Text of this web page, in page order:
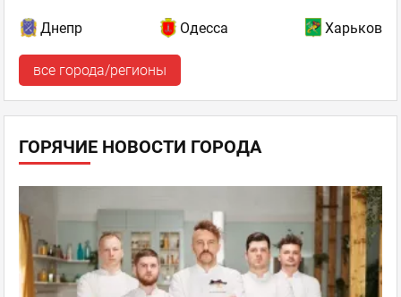
Днепр Одесса Харьков
все города/регионы
ГОРЯЧИЕ НОВОСТИ ГОРОДА